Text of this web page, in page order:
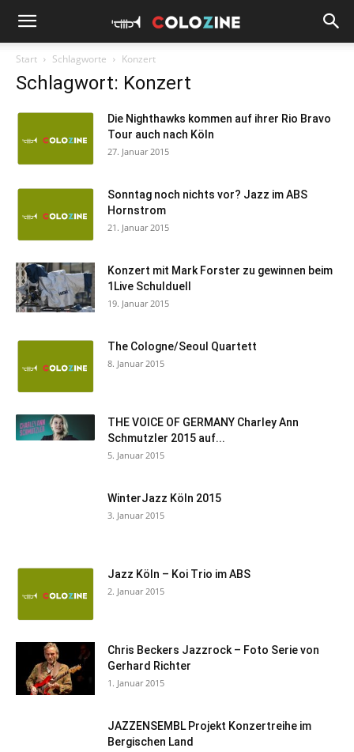
Start Schlagworte Konzert
Schlagwort: Konzert
Die Nighthawks kommen auf ihrer Rio Bravo
Tour auch nach Köln
27. Januar 2015
Sonntag noch nichts vor? Jazz im ABS
Hornstrom
21. Januar 2015
Konzert mit Mark Forster zu gewinnen beim
1Live Schulduell
19. Januar 2015
The Cologne/Seoul Quartett
8. Januar 2015
THE VOICE OF GERMANY Charley Ann
Schmutzler 2015 auf...
5. Januar 2015
WinterJazz Köln 2015
3. Januar 2015
Jazz Köln – Koi Trio im ABS
2. Januar 2015
Chris Beckers Jazzrock – Foto Serie von
Gerhard Richter
1. Januar 2015
JAZZENSEMBL Projekt Konzertreihe im
Bergischen Land